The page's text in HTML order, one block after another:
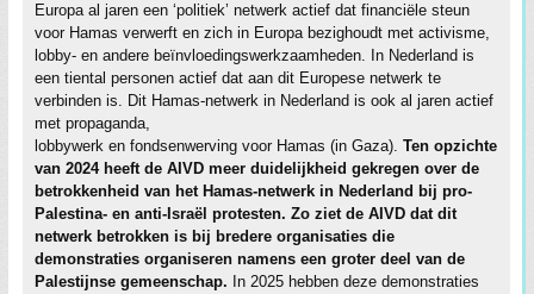
Europa al jaren een ‘politiek’ netwerk actief dat financiële steun
voor Hamas verwerft en zich in Europa bezighoudt met activisme,
lobby- en andere beïnvloedingswerkzaamheden. In Nederland is
een tiental personen actief dat aan dit Europese netwerk te
verbinden is. Dit Hamas-netwerk in Nederland is ook al jaren actief
met propaganda,
lobbywerk en fondsenwerving voor Hamas (in Gaza). Ten opzichte
van 2024 heeft de AIVD meer duidelijkheid gekregen over de
betrokkenheid van het Hamas-netwerk in Nederland bij pro-
Palestina- en anti-Israël­ protesten. Zo ziet de AIVD dat dit
netwerk betrokken is bij bredere organisaties die
demonstraties organiseren namens een groter deel van de
Palestijnse gemeenschap. In 2025 hebben deze demonstraties